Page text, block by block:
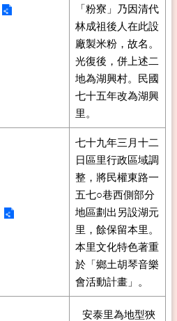
「粉寮」乃因清代
林成祖後人在此設
廠製米粉，故名。
光復後，併上述二
地為湖興村。民國
七十五年改為湖興
里。
七十九年三月十二
日區里行政區域調
整，將民權東路一
五七○巷西側部分
地區劃出另設湖元
里，餘保留本里。
本里文化特色著重
於「鄉土胡琴音樂
會活動計畫」。
安泰里為地型狹